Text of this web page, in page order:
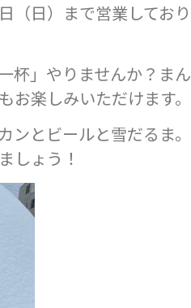
（日）まで営業してお
杯」やりませんか？ま
お楽しみいただけます。
ンとビールと雪だるま
しょう！